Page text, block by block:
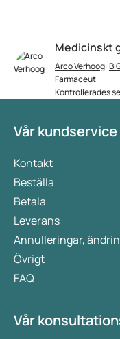
Medicinskt
Arco Verhoog:
Farmaceut
Kontrollerades
Vår kundservice
Kontakt
Beställa
Betala
Leverans
Annulleringar,
Övrigt
FAQ
Vår